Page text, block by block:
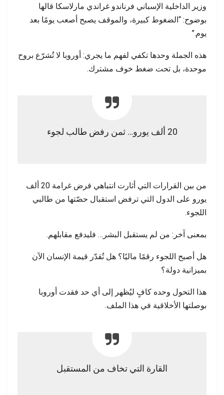
وزير الداخلية الإسباني فرناندو غراندي مارلاسكا قالها
بوضوح: “الضغوط كبيرة، والموقف يصبح أصعب يومًا بعد
يوم.”
هذه الجملة وحدها تكفي لفهم ما يجري: أوروبا لا تُشرّع بروح
موحدة، بل تحت ضغط خوف مشترك.
20 ألف يورو… ثمن رفض طالب لجوء
من بين القرارات التي أثارت انتباهي فرض غرامة 20 ألف
يورو على الدول التي ترفض استقبال حصّتها من طالبي
اللجوء.
بمعنى آخر: من لم يستقبل البشر… فليدفع مقابلهم.
هل أصبح اللجوء رقمًا ماليًا؟ هل تُقدّر قيمة الإنسان الآن
بميزانية دولة؟
هذا التحول وحده كافٍ ليُظهر إلى أي حد فقدت أوروبا
بوصلتها الأخلاقية في هذا الملف.
القارة التي تخاف من المستقبل